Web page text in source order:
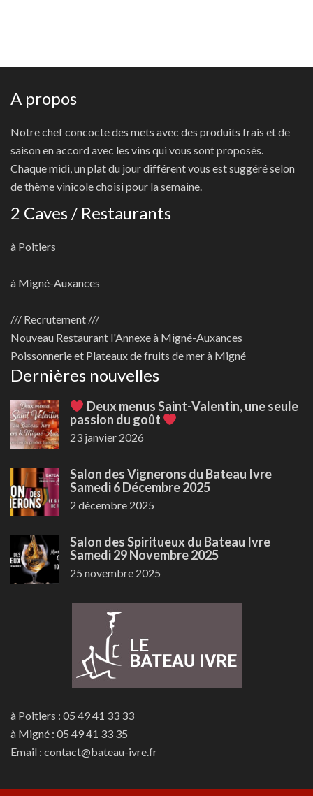
A propos
Notre chef concocte des mets avec des produits frais et de
saison en accord avec les vins qui vous sont proposés.
Chaque midi, un plat du jour différent vous est suggéré selon
de thème vinicole choisi pour la semaine.
2 Caves / Restaurants
à Poitiers
à Migné-Auxances
/// Recrutement ///
Nouveau Restaurant l'Annexe à Migné-Auxances
Poissonnerie et Plateaux de fruits de mer à Migné
Dernières nouvelles
Deux menus Saint-Valentin, une seule
passion du goût
23 janvier 2026
Salon des Vignerons du Bateau Ivre
Samedi 6 Décembre 2025
2 décembre 2025
Salon des Spiritueux du Bateau Ivre
Samedi 29 Novembre 2025
25 novembre 2025
à Poitiers : 05 49 41 33 33
à Migné : 05 49 41 33 35
Email : contact@bateau-ivre.fr